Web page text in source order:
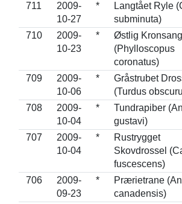
711
2009-
10-27
*
Langtået Ryle
subminuta)
710
2009-
10-23
*
Østlig
(Phylloscopus
coronatus)
709
2009-
10-06
*
Gråstrubet
(Turdus
708
2009-
10-04
*
Tundrapiber
gustavi)
707
2009-
10-04
*
Rustrygget
Skovdrossel
fuscescens)
706
2009-
09-23
*
Prærietrane
canadensis)